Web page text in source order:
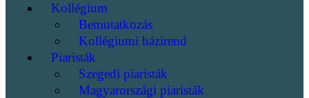
Kollégium
Bemutatkozás
Kollégiumi házirend
Piaristák
Szegedi piaristák
Magyarországi piaristák